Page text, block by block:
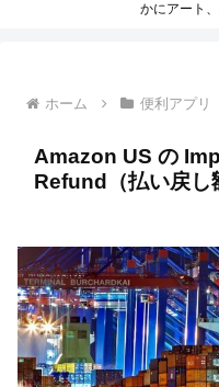
かにアート
ホーム 便利アプリ
Amazon US の
Refund（払い戻し